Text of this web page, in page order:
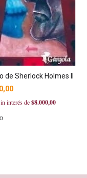
de Sherlock Holmes II
interés de$8.000,00